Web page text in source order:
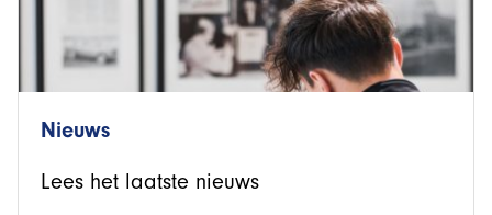
Nieuws
Lees het laatste nieuws